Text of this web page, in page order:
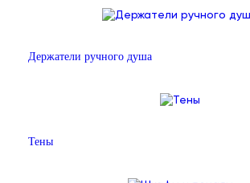
Держатели ручного душа
Тены